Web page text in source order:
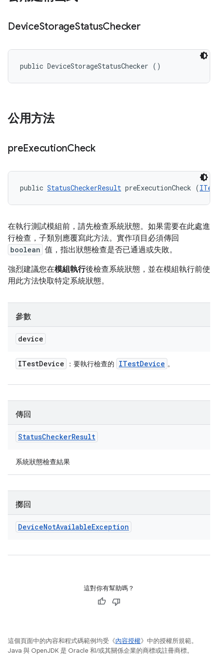
DeviceStorageStatusChecker
public DeviceStorageStatusChecker ()
公用方法
preExecutionCheck
public StatusCheckerResult preExecutionCheck (
在執行測試模組前，請先檢查系統狀態。如果需要在此處進
行檢查，子類別應覆寫此方法。實作項目必須傳回
boolean 值，指出狀態檢查是否已通過或失敗。
強烈建議您在模組執行後檢查系統狀態，並在模組執行前使
用此方法快取特定系統狀態。
參數
device
ITestDevice ：要執行檢查的 ITestDevice 。
傳回
StatusCheckerResult
系統狀態檢查結果
擲回
DeviceNotAvailableException
這對你有幫助嗎？
這個頁面中的內容和程式碼範例均受《內容授權》中的授權所規範。
Java 與 OpenJDK 是 Oracle 和/或其關係企業的商標或註冊商標。